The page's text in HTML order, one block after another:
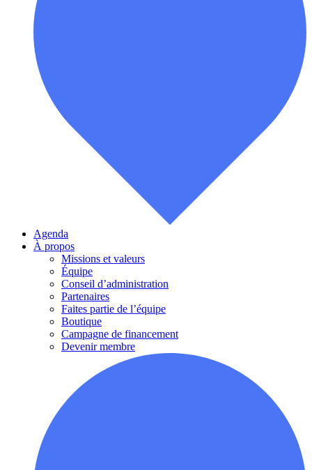
Agenda
À propos
Missions et valeurs
Équipe
Conseil d’administration
Partenaires
Faites partie de l’équipe
Boutique
Campagne de financement
Devenir membre